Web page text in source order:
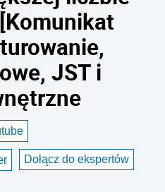
JST i
Dołącz do ekspertów